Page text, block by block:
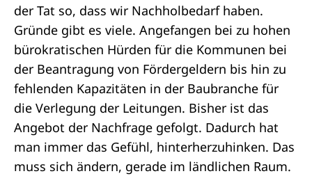
der Tat so, dass wir Nachholbedarf haben.
Gründe gibt es viele. Angefangen bei zu hohen
bürokratischen Hürden für die Kommunen bei
der Beantragung von Fördergeldern bis hin zu
fehlenden Kapazitäten in der Baubranche für
die Verlegung der Leitungen. Bisher ist das
Angebot der Nachfrage gefolgt. Dadurch hat
man immer das Gefühl, hinterherzuhinken. Das
muss sich ändern, gerade im ländlichen Raum.